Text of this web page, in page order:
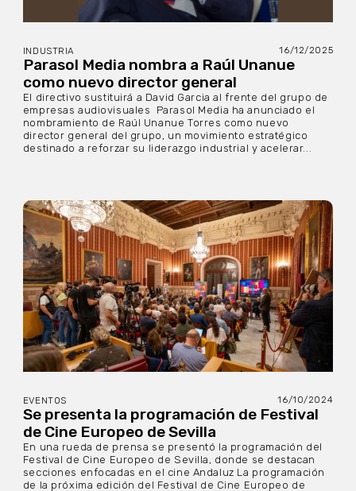
INDUSTRIA 16/12/2025
Parasol Media nombra a Raúl Unanue
como nuevo director general
El directivo sustituirá a David Garcia al frente del grupo de
empresas audiovisuales Parasol Media ha anunciado el
nombramiento de Raúl Unanue Torres como nuevo
director general del grupo, un movimiento estratégico
destinado a reforzar su liderazgo industrial y acelerar...
EVENTOS 16/10/2024
Se presenta la programación de Festival
de Cine Europeo de Sevilla
En una rueda de prensa se presentó la programación del
Festival de Cine Europeo de Sevilla, donde se destacan
secciones enfocadas en el cine Andaluz La programación
de la próxima edición del Festival de Cine Europeo de